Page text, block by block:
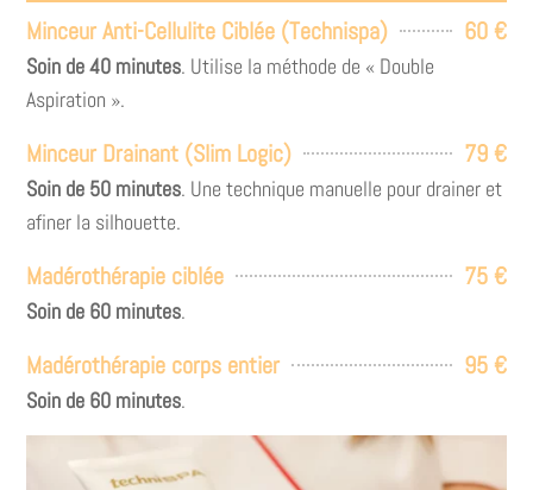
Minceur Anti-Cellulite Ciblée (Technispa) 60 €
Soin de 40 minutes. Utilise la méthode de « Double
Aspiration ».
Minceur Drainant (Slim Logic) 79 €
Soin de 50 minutes. Une technique manuelle pour drainer et
afiner la silhouette.
Madérothérapie ciblée 75 €
Soin de 60 minutes.
Madérothérapie corps entier 95 €
Soin de 60 minutes.